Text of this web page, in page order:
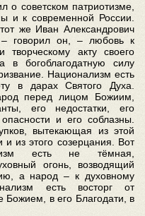
о советском патриотизме,
и к современной России.
же Иван Александрович
– говорил он, – любовь к
творческому акту своего
в богоблагодатную силу
Национализм есть
в дарах Святого Духа.
перед лицом Божиим,
его недостатки, его
и его соблазны.
вытекающая из этой
из этого созерцания. Вот
есть не тёмная,
огонь, возводящий
а народ – к духовному
есть восторг от
Божием, в его Благодати, в